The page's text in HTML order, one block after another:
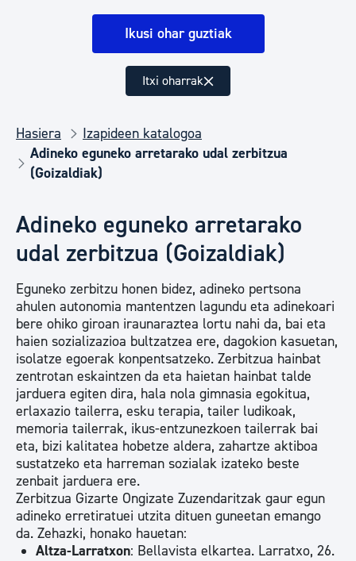
Ikusi ohar guztiak
Itxi oharrak
Hasiera
Izapideen katalogoa
Adineko eguneko arretarako udal zerbitzua
(Goizaldiak)
Adineko eguneko arretarako
udal zerbitzua (Goizaldiak)
Eguneko zerbitzu honen bidez, adineko pertsona
ahulen autonomia mantentzen lagundu eta adinekoari
bere ohiko giroan iraunaraztea lortu nahi da, bai eta
haien sozializazioa bultzatzea ere, dagokion kasuetan,
isolatze egoerak konpentsatzeko. Zerbitzua hainbat
zentrotan eskaintzen da eta haietan hainbat talde
jarduera egiten dira, hala nola gimnasia egokitua,
erlaxazio tailerra, esku terapia, tailer ludikoak,
memoria tailerrak, ikus-entzunezkoen tailerrak bai
eta, bizi kalitatea hobetze aldera, zahartze aktiboa
sustatzeko eta harreman sozialak izateko beste
zenbait jarduera ere.
Zerbitzua Gizarte Ongizate Zuzendaritzak gaur egun
adineko erretiratuei utzita dituen guneetan emango
da. Zehazki, honako hauetan:
Altza-Larratxon: Bellavista elkartea. Larratxo, 26.